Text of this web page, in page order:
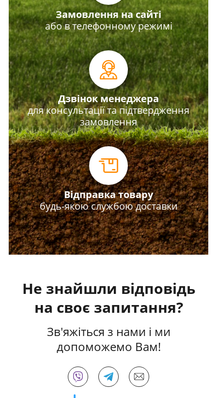
Замовлення на сайті
або в телефонному режимі
Дзвінок менеджера
для консультації та підтвердження
замовлення
Відправка товару
будь-якою службою доставки
Не знайшли відповідь
на своє запитання?
Зв'яжіться з нами і ми
допоможемо Вам!